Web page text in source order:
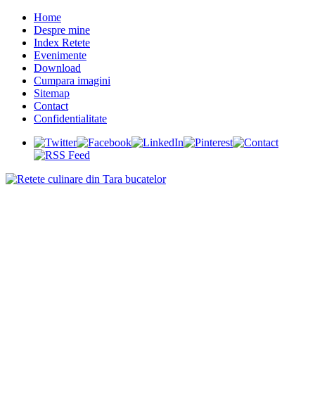
Home
Despre mine
Index Retete
Evenimente
Download
Cumpara imagini
Sitemap
Contact
Confidentialitate